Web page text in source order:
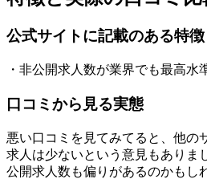
公式サイトに記載のある特徴
・非公開求人数が業界でも最高水
口コミから見る実態
悪い口コミを見てみてると、他の
求人は少ないという意見もありま
公開求人数も偏りがあるのかもし